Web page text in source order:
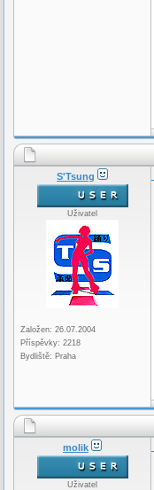
S'Tsung
Uživatel
Založen: 26.07.2004
Příspěvky: 2218
Bydliště: Praha
molik
Uživatel